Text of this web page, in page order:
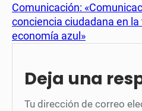
Comunicación:
conciencia ciudadana en
economía azul»
Deja una
Tu dirección de correo